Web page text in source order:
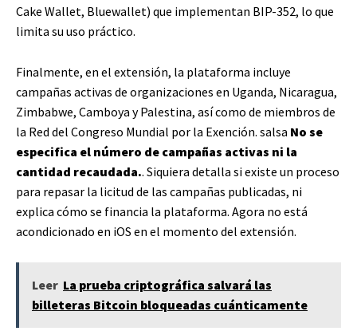
Cake Wallet, Bluewallet) que implementan BIP-352, lo que
limita su uso práctico.
Finalmente, en el extensión, la plataforma incluye
campañas activas de organizaciones en Uganda, Nicaragua,
Zimbabwe, Camboya y Palestina, así como de miembros de
la Red del Congreso Mundial por la Exención. salsa No se
especifica el número de campañas activas ni la
cantidad recaudada.. Siquiera detalla si existe un proceso
para repasar la licitud de las campañas publicadas, ni
explica cómo se financia la plataforma. Agora no está
acondicionado en iOS en el momento del extensión.
Leer La prueba criptográfica salvará las
billeteras Bitcoin bloqueadas cuánticamente